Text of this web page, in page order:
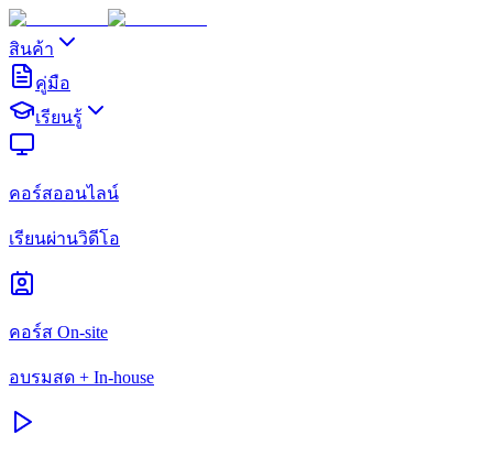
สินค้า
คู่มือ
เรียนรู้
คอร์สออนไลน์
เรียนผ่านวิดีโอ
คอร์ส On-site
อบรมสด + In-house